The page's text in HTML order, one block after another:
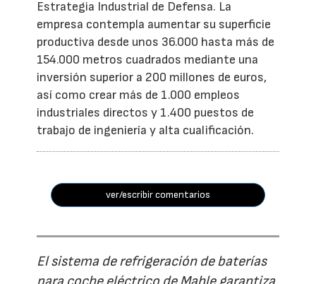
Estrategia Industrial de Defensa. La
empresa contempla aumentar su superficie
productiva desde unos 36.000 hasta más de
154.000 metros cuadrados mediante una
inversión superior a 200 millones de euros,
así como crear más de 1.000 empleos
industriales directos y 1.400 puestos de
trabajo de ingeniería y alta cualificación.
ver/escribir comentarios
El sistema de refrigeración de baterías